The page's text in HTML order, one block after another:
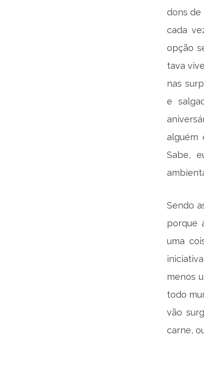
dons de
cada
opção
tava
nas
e
alguém
Sabe,
Sendo
porque
uma
menos
todo
vão
carne,